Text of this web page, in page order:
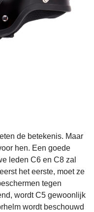
de betekenis. Maar
hen. Een goede
leden C6 en C8 zal
het eerste, moet ze
tegen
wordt C5 gewoonlijk
wordt beschouwd